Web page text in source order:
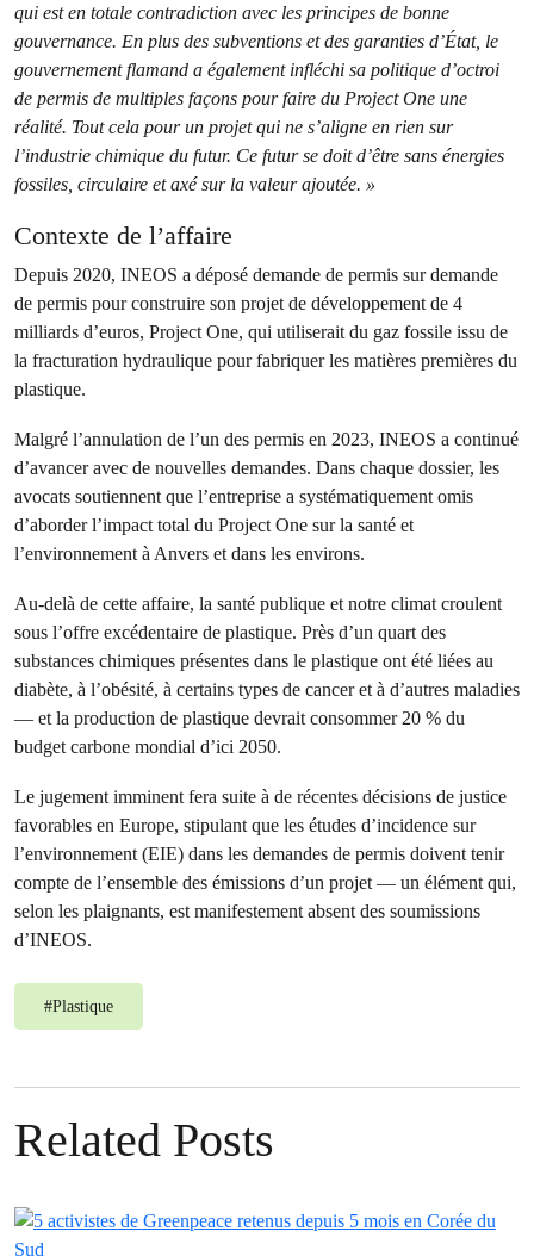
qui est en totale contradiction avec les principes de bonne
gouvernance. En plus des subventions et des garanties d’État, le
gouvernement flamand a également infléchi sa politique d’octroi
de permis de multiples façons pour faire du Project One une
réalité. Tout cela pour un projet qui ne s’aligne en rien sur
l’industrie chimique du futur. Ce futur se doit d’être sans énergies
fossiles, circulaire et axé sur la valeur ajoutée. »
Contexte de l’affaire
Depuis 2020, INEOS a déposé demande de permis sur demande
de permis pour construire son projet de développement de 4
milliards d’euros, Project One, qui utiliserait du gaz fossile issu de
la fracturation hydraulique pour fabriquer les matières premières du
plastique.
Malgré l’annulation de l’un des permis en 2023, INEOS a continué
d’avancer avec de nouvelles demandes. Dans chaque dossier, les
avocats soutiennent que l’entreprise a systématiquement omis
d’aborder l’impact total du Project One sur la santé et
l’environnement à Anvers et dans les environs.
Au-delà de cette affaire, la santé publique et notre climat croulent
sous l’offre excédentaire de plastique. Près d’un quart des
substances chimiques présentes dans le plastique ont été liées au
diabète, à l’obésité, à certains types de cancer et à d’autres maladies
— et la production de plastique devrait consommer 20 % du
budget carbone mondial d’ici 2050.
Le jugement imminent fera suite à de récentes décisions de justice
favorables en Europe, stipulant que les études d’incidence sur
l’environnement (EIE) dans les demandes de permis doivent tenir
compte de l’ensemble des émissions d’un projet — un élément qui,
selon les plaignants, est manifestement absent des soumissions
d’INEOS.
#Plastique
Related Posts